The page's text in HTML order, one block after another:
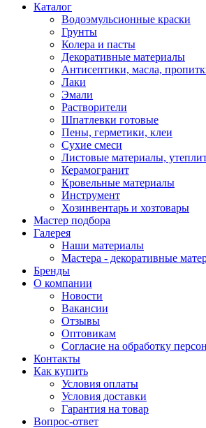
Каталог
Водоэмульсионные краски
Грунты
Колера и пасты
Декоративные материалы
Антисептики, масла,
Лаки
Эмали
Растворители
Шпатлевки готовые
Пены, герметики, клеи
Сухие смеси
Листовые материалы,
Керамогранит
Кровельные материалы
Инструмент
Хозинвентарь и хозтовары
Мастер подбора
Галерея
Наши материалы
Мастера - декоративные
Бренды
О компании
Новости
Вакансии
Отзывы
Оптовикам
Cогласие на обработку
Контакты
Как купить
Условия оплаты
Условия доставки
Гарантия на товар
Вопрос-ответ